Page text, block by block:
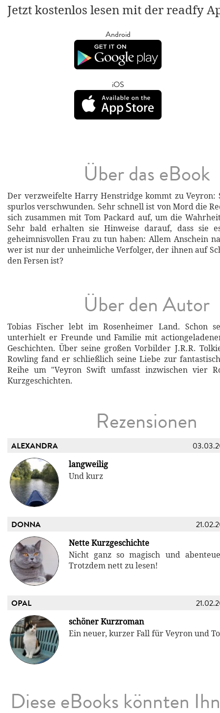
Jetzt kostenlos lesen mit der readfy
Android
iOS
Über das eBook
Der verzweifelte Harry Henstridge kommt zu Veyron:
spurlos verschwunden. Sehr schnell ist von Mord die
sich zusammen mit Tom Packard auf, um die
Sehr bald erhalten sie Hinweise darauf, dass sie
geheimnisvollen Frau zu tun haben: Allem Anschein
wer ist nur der unheimliche Verfolger, der ihnen auf
den Fersen ist?
Über den Autor
Tobias Fischer lebt im Rosenheimer Land. Schon
unterhielt er Freunde und Familie mit
Geschichten. Über seine großen Vorbilder J.R.R.
Rowling fand er schließlich seine Liebe zur
Reihe um "Veyron Swift umfasst inzwischen vier
Kurzgeschichten.
Rezensionen
ALEXANDRA
langweilig
Und kurz
DONNA
Nette Kurzgeschichte
Nicht ganz so magisch und
Trotzdem nett zu lesen!
OPAL
schöner Kurzroman
Ein neuer, kurzer Fall für Veyron und
Diese eBooks könnten